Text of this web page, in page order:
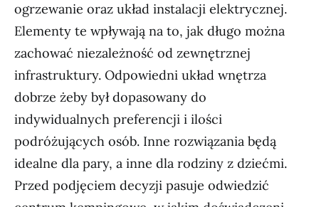
ogrzewanie oraz układ instalacji elektrycznej.
Elementy te wpływają na to, jak długo można
zachować niezależność od zewnętrznej
infrastruktury. Odpowiedni układ wnętrza
dobrze żeby był dopasowany do
indywidualnych preferencji i ilości
podróżujących osób. Inne rozwiązania będą
idealne dla pary, a inne dla rodziny z dziećmi.
Przed podjęciem decyzji pasuje odwiedzić